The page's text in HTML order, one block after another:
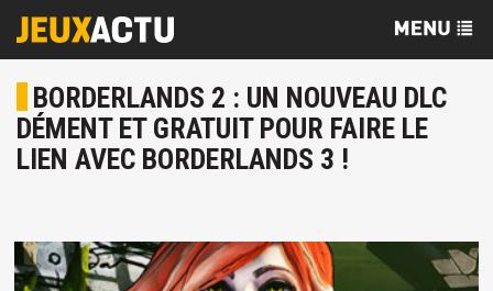
BORDERLANDS 2 : UN NOUVEAU DLC
DÉMENT ET GRATUIT POUR FAIRE LE
LIEN AVEC BORDERLANDS 3 !